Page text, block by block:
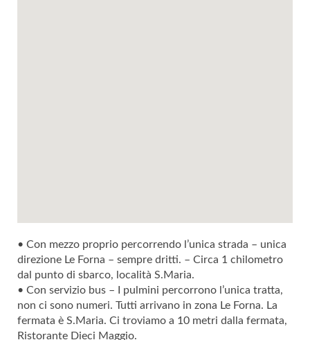
• Con mezzo proprio percorrendo l’unica strada – unica
direzione Le Forna – sempre dritti. – Circa 1 chilometro
dal punto di sbarco, località S.Maria.
• Con servizio bus – I pulmini percorrono l’unica tratta,
non ci sono numeri. Tutti arrivano in zona Le Forna. La
fermata è S.Maria. Ci troviamo a 10 metri dalla fermata,
Ristorante Dieci Maggio.